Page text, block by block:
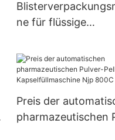
ne für flüssige
Preis der
pharmazeutischen